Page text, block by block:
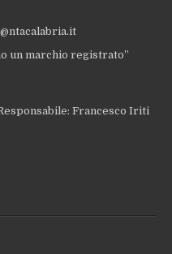
un marchio registrato”
Francesco Iriti